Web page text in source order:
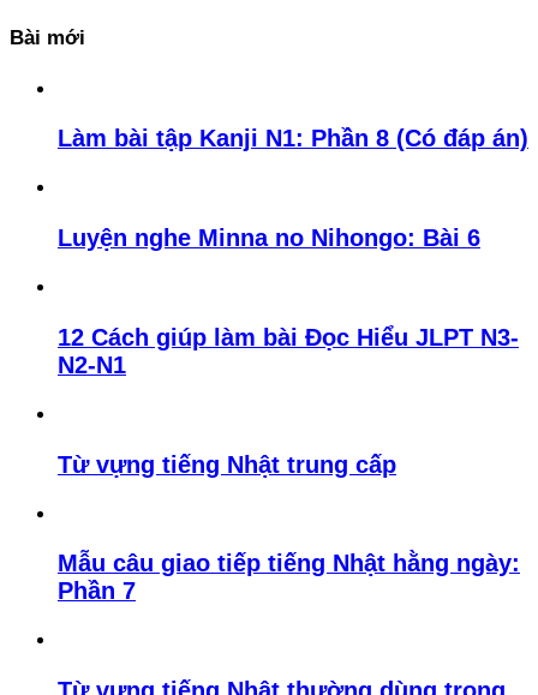
Bài mới
Làm bài tập Kanji N1: Phần 8 (Có đáp án)
Luyện nghe Minna no Nihongo: Bài 6
12 Cách giúp làm bài Đọc Hiểu JLPT N3-
N2-N1
Từ vựng tiếng Nhật trung cấp
Mẫu câu giao tiếp tiếng Nhật hằng ngày:
Phần 7